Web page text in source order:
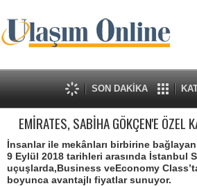
SON DAKİKA
EMİRATES, SABİHA GÖKÇEN'E ÖZEL
İnsanlar ile mekânları birbirine
9 Eylül 2018 tarihleri arasında İstanbul
uçuşlarda,Business veEconomy
boyunca avantajlı fiyatlar sunuyor.